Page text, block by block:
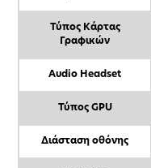
Τύπος Κάρτας
Γραφικών
Audio Headset
Τύπος GPU
Διάσταση οθόνης